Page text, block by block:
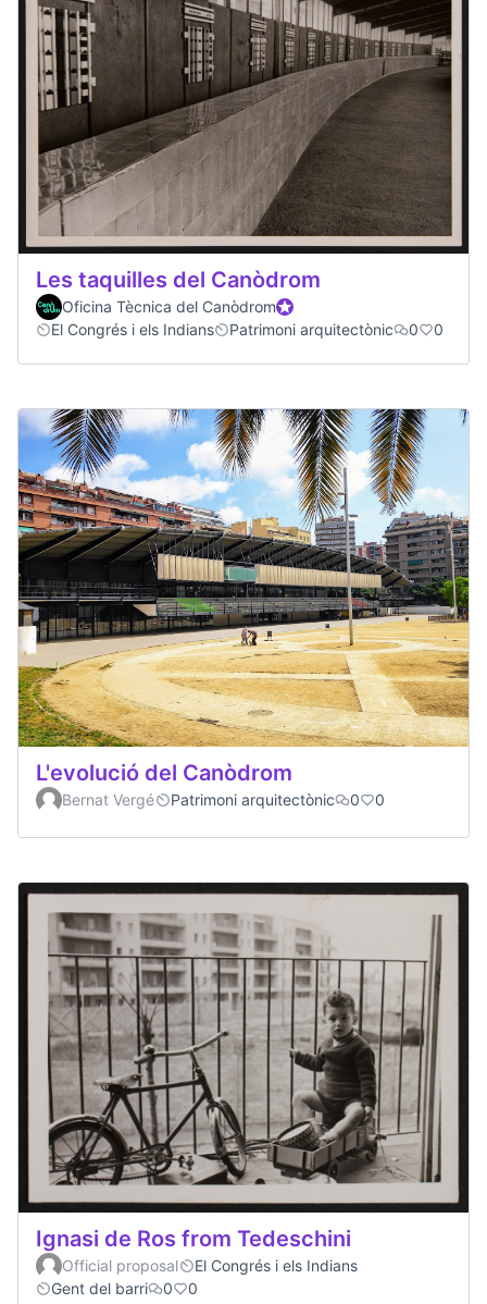
Les taquilles del Canòdrom
Oficina Tècnica del CanòdromOfficial participant
El Congrés i els Indians
Patrimoni arquitectònic 0 0
L'evolució del Canòdrom
Bernat Vergé Patrimoni arquitectònic 0 0
Ignasi de Ros from Tedeschini
Official proposal
El Congrés i els Indians
Gent del barri
0 0